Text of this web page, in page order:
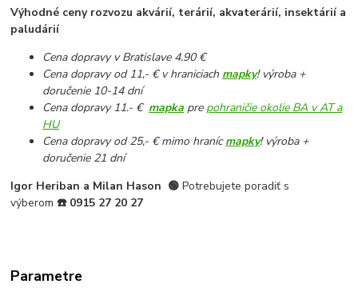
Výhodné ceny rozvozu akvárií, terárií, akvaterárií, insektárií a
paludárií
Cena dopravy v Bratislave 4.90 €
Cena dopravy od 11,- € v hraniciach mapky! výroba +
doručenie 10-14 dní
Cena dopravy 11.- € mapka pre pohraničie okolie BA v AT a
HU
Cena dopravy od 25,- € mimo hranícmapky! výroba +
doručenie 21 dní
Igor Heriban a Milan Hason 🟢Potrebujete poradiť s
výberom ☎️ 0915 27 20 27
Parametre